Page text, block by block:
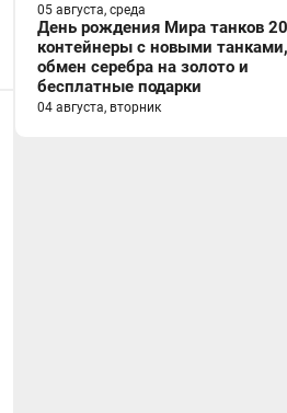
05 августа, среда
День рождения Мира танков
контейнеры с новыми танками,
обмен серебра на золото и
бесплатные подарки
04 августа, вторник